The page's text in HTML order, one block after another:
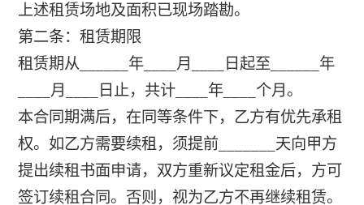
上述租赁场地及面积已现场踏勘。
第二条：租赁期限
租赁期从______年____月____日起至______年
____月____日止，共计____年____个月。
本合同期满后，在同等条件下，乙方有优先承租
权。如乙方需要续租，须提前_______天向甲方
提出续租书面申请，双方重新议定租金后，方可
签订续租合同。否则，视为乙方不再继续租赁。